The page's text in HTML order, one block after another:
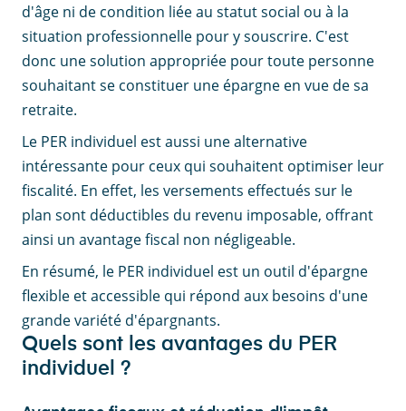
d'âge ni de condition liée au statut social ou à la
situation professionnelle pour y souscrire. C'est
donc une solution appropriée pour toute personne
souhaitant se constituer une épargne en vue de sa
retraite.
Le PER individuel est aussi une alternative
intéressante pour ceux qui souhaitent optimiser leur
fiscalité. En effet, les versements effectués sur le
plan sont déductibles du revenu imposable, offrant
ainsi un avantage fiscal non négligeable.
En résumé, le PER individuel est un outil d'épargne
flexible et accessible qui répond aux besoins d'une
grande variété d'épargnants.
Quels sont les avantages du PER
individuel ?